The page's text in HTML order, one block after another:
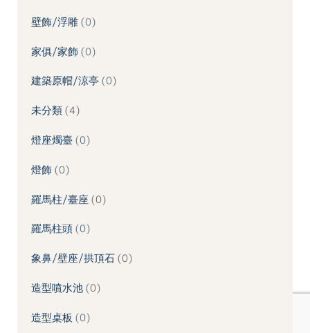
壁飾/浮雕 0
家俱/家飾 0
建築原帽/涼亭 0
未分類 4
燈座燭臺 0
燈飾 0
羅馬柱/臺座 0
羅馬柱頭 0
象鼻/壁座/拱頂石 0
造型噴水池 0
造型桌板 0